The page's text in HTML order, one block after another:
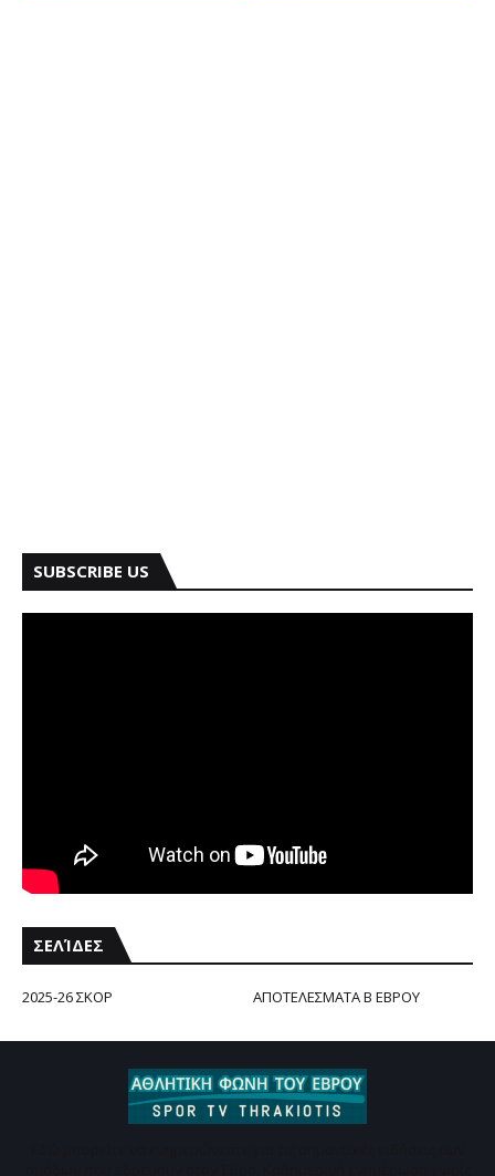
SUBSCRIBE US
ΣΕΛΊΔΕΣ
2025-26 ΣΚΟΡ ΑΠΟΤΕΛΕΣΜΑΤΑ Β ΕΒΡΟΥ